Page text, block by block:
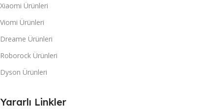
Xiaomi Ürünleri
Viomi Ürünleri
Dreame Ürünleri
Roborock Ürünleri
Dyson Ürünleri
Yararlı Linkler